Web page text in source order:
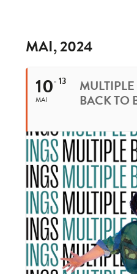
MAI, 2024
10
MAI
13
BACK TO